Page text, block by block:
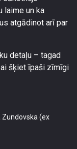
laime un ka
atgādinot arī par
detaļu – tagad
šķiet īpaši zīmīgi
(ex